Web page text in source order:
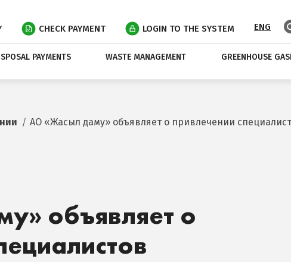
CHECK PAYMENT LOGIN TO THE SYSTEM ENG
PAYMENTS WASTE MANAGEMENT GREENHOUSE
АО «Жасыл даму» объявляет о привлечении
объявляет о